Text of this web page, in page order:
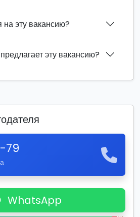
на эту вакансию?
эту вакансию?
79
WhatsApp